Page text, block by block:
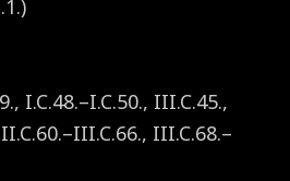
I.C.48.–I.C.50., III.C.45.,
III.C.68.–